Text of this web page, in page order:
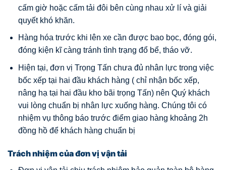
cấm giờ hoặc cấm tải đôi bên cùng nhau xử lí và giải
quyết khó khăn.
Hàng hóa trước khi lên xe cần được bao bọc, đóng gói,
đóng kiện kĩ càng tránh tình trạng đổ bể, tháo vỡ.
Hiện tại, đơn vị Trọng Tấn chưa đủ nhân lực trong việc
bốc xếp tại hai đầu khách hàng ( chỉ nhận bốc xếp,
nâng hạ tại hai đầu kho bãi trọng Tấn) nên Quý khách
vui lòng chuẩn bị nhân lực xuống hàng. Chúng tôi có
nhiệm vụ thông báo trước điểm giao hàng khoảng 2h
đồng hồ để khách hàng chuẩn bị
Trách nhiệm của đơn vị vận tải